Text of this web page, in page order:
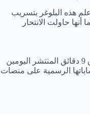
هذه البلوغر بتسريب
حاولت الانتحار
في الختام، أدرجنا لكم فيلم هدير عبدالرازق 9 دقائق المنتشر اليومين
الرسمية على منصات